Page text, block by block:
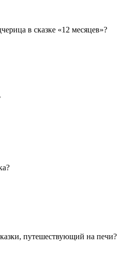
в сказке «12 месяцев»?
путешествующий на печи?